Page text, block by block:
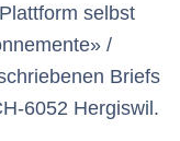
selbst
/
Briefs
6052 Hergiswil.